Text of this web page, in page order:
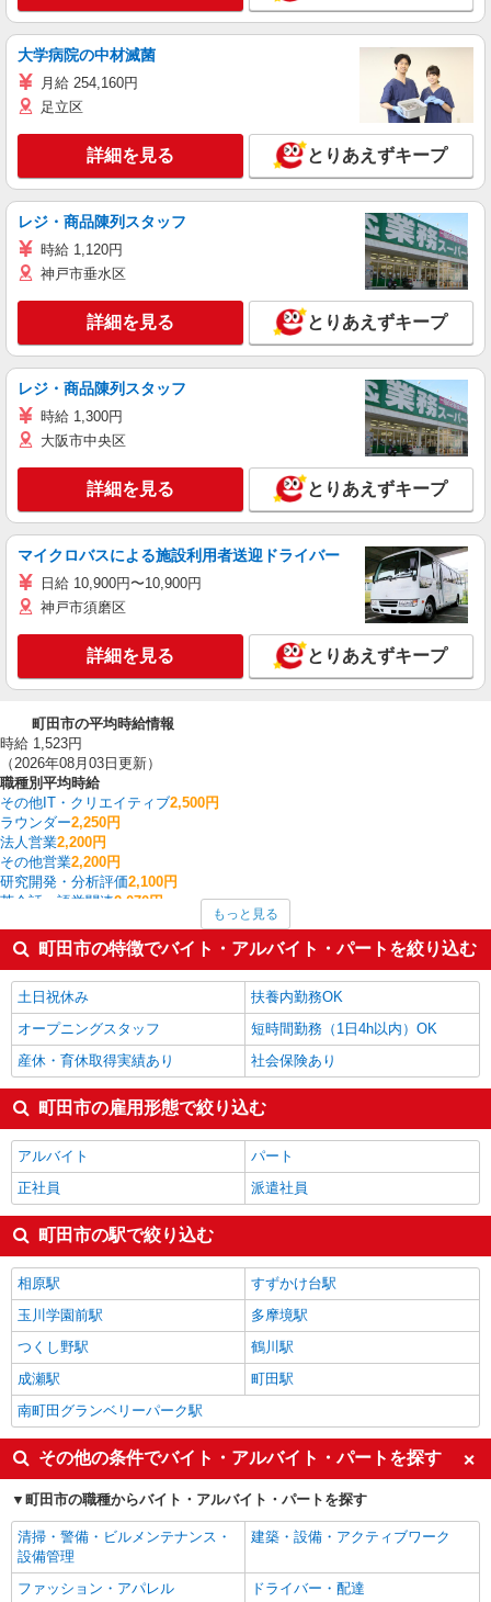
大学病院の中材滅菌
月給 254,160円
足立区
詳細を見る とりあえずキープ
レジ・商品陳列スタッフ
時給 1,120円
神戸市垂水区
詳細を見る とりあえずキープ
レジ・商品陳列スタッフ
時給 1,300円
大阪市中央区
詳細を見る とりあえずキープ
マイクロバスによる施設利用者送迎ドライバー
日給 10,900円〜10,900円
神戸市須磨区
詳細を見る とりあえずキープ
町田市の平均時給情報
時給 1,523円
（2026年08月03日更新）
職種別平均時給
その他IT・クリエイティブ2,500円
ラウンダー2,250円
法人営業2,200円
その他営業2,200円
研究開発・分析評価2,100円
英会話・語学関連2,070円
個人営業2,000円
作業療法士・理学療法士・言語聴覚士・視能訓練士
家事代行1,700円
町田市の他の職種の平均時給を見る
もっと見る
町田市の特徴でバイト・アルバイト・パートを絞り込む
土日祝休み
扶養内勤務OK
オープニングスタッフ
短時間勤務（1日4h以内）OK
産休・育休取得実績あり
社会保険あり
町田市の雇用形態で絞り込む
アルバイト
パート
正社員
派遣社員
町田市の駅で絞り込む
相原駅
すずかけ台駅
玉川学園前駅
多摩境駅
つくし野駅
鶴川駅
成瀬駅
町田駅
南町田グランベリーパーク駅
その他の条件でバイト・アルバイト・パートを探す
町田市の職種からバイト・アルバイト・パートを探す
清掃・警備・ビルメンテナンス・
設備管理
建築・設備・アクティブワーク
ファッション・アパレル
ドライバー・配達